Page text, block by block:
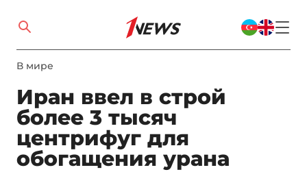
В мире
Иран ввел в строй
более 3 тысяч
центрифуг для
обогащения урана